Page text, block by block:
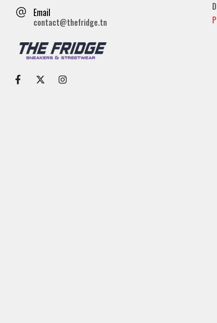
Email
contact@thefridge.tn